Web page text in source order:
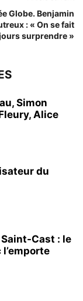
Globe. Benjamin
: « On se fait
surprendre »
Simon
Alice
du
Cast : le